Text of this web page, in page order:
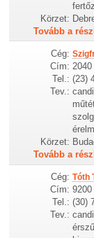
Körzet:
Tovább a
Cég:
Cím:
Tel.: (23)
Tev.:
Körzet:
Tovább a
Cég: Tóth
Cím:
Tel.: (30)
Tev.: